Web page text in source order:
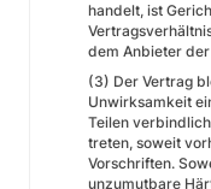
handelt, ist
dem Anbieter
(3) Der Vertrag
Unwirksamkeit
Teilen
treten, soweit
Vorschriften.
unzumutbare